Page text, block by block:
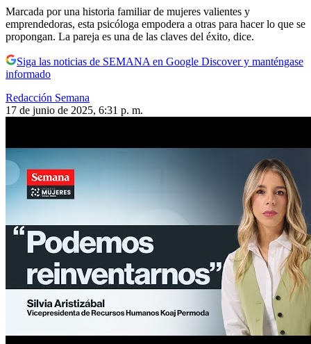
Marcada por una historia familiar de mujeres valientes y
emprendedoras, esta psicóloga empodera a otras para hacer lo que se
propongan. La pareja es una de las claves del éxito, dice.
Siga las noticias de SEMANA en Google Discover y manténgase
informado
Redacción Semana
17 de junio de 2025, 6:31 p. m.